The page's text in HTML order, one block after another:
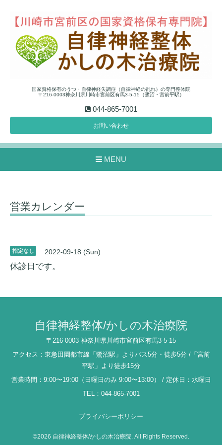
国家資格保有のうつ・自律神経失調症（自律神経の乱れ）の専門整体院
〒216-0003神奈川県川崎市宮前区有馬3-5-15（鷺沼・宮前平駅）
044-865-7001
お問い合わせ
MENU
営業カレンダー
指定なし 2022-09-18 (Sun)
休診日です。
自律神経整体/かしの木治療院
〒216-0003 神奈川県川崎市宮前区有馬3-5-15
アクセス：東急田園都市線「鷺沼駅」よりバス5分・徒歩5分 /「宮前
平駅」より徒歩15分
営業時間：9:00〜19:00（日曜日のみ 9:00〜13:00） / 定休日：水曜日
TEL：044-865-7001
プライバシーポリシー
©2026 自律神経整体/かしの木治療院 . All Rights Reserved.